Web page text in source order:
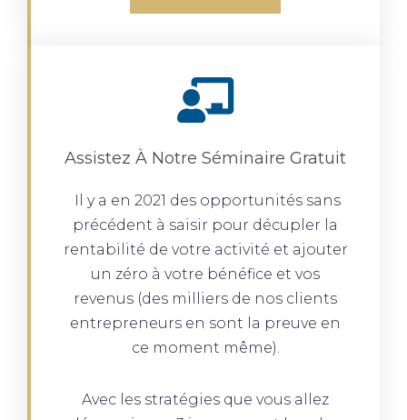
Assistez À Notre Séminaire Gratuit
Il y a en 2021 des opportunités sans
précédent à saisir pour décupler la
rentabilité de votre activité et ajouter
un zéro à votre bénéfice et vos
revenus (des milliers de nos clients
entrepreneurs en sont la preuve en
ce moment même).
Avec les stratégies que vous allez